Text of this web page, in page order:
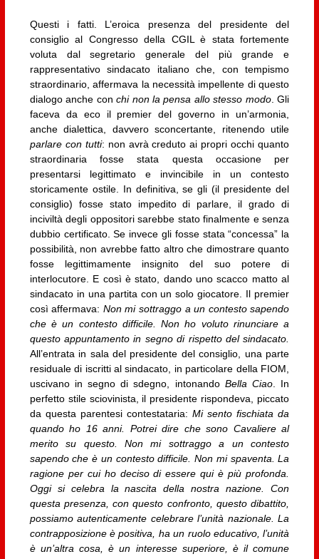
Questi i fatti. L’eroica presenza del presidente del
consiglio al Congresso della CGIL è stata fortemente
voluta dal segretario generale del più grande e
rappresentativo sindacato italiano che, con tempismo
straordinario, affermava la necessità impellente di questo
dialogo anche conchi non la pensa allo stesso modo. Gli
faceva da eco il premier del governo in un’armonia,
anche dialettica, davvero sconcertante, ritenendo utile
parlare con tutti: non avrà creduto ai propri occhi quanto
straordinaria fosse stata questa occasione per
presentarsi legittimato e invincibile in un contesto
storicamente ostile. In definitiva, se gli (il presidente del
consiglio) fosse stato impedito di parlare, il grado di
inciviltà degli oppositori sarebbe stato finalmente e senza
dubbio certificato. Se invece gli fosse stata “concessa” la
possibilità, non avrebbe fatto altro che dimostrare quanto
fosse legittimamente insignito del suo potere di
interlocutore. E così è stato, dando uno scacco matto al
sindacato in una partita con un solo giocatore. Il premier
così affermava: Non mi sottraggo a un contesto sapendo
che è un contesto difficile. Non ho voluto rinunciare a
questo appuntamento in segno di rispetto del sindacato.
All’entrata in sala del presidente del consiglio, una parte
residuale di iscritti al sindacato, in particolare della FIOM,
uscivano in segno di sdegno, intonando Bella Ciao . In
perfetto stile sciovinista, il presidente rispondeva, piccato
da questa parentesi contestataria:Mi sento fischiata da
quando ho 16 anni. Potrei dire che sono Cavaliere al
merito su questo. Non mi sottraggo a un contesto
sapendo che è un contesto difficile. Non mi spaventa. La
ragione per cui ho deciso di essere qui è più profonda.
Oggi si celebra la nascita della nostra nazione. Con
questa presenza, con questo confronto, questo dibattito,
possiamo autenticamente celebrare l’unità nazionale. La
contrapposizione è positiva, ha un ruolo educativo, l’unità
è un’altra cosa, è un interesse superiore, è il comune